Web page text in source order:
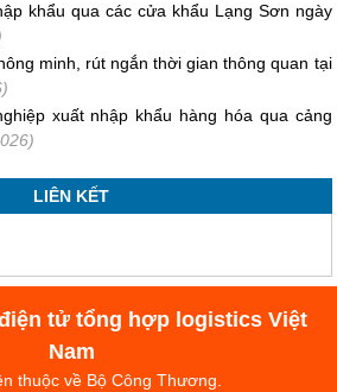
khẩu qua các cửa khẩu Lạng Sơn ngày
minh, rút ngắn thời gian thông quan tại
xuất nhập khẩu hàng hóa qua cảng
LIÊN KẾT
tử tổng hợp logistics Việt
Nam
thuộc về Bộ Công Thương.